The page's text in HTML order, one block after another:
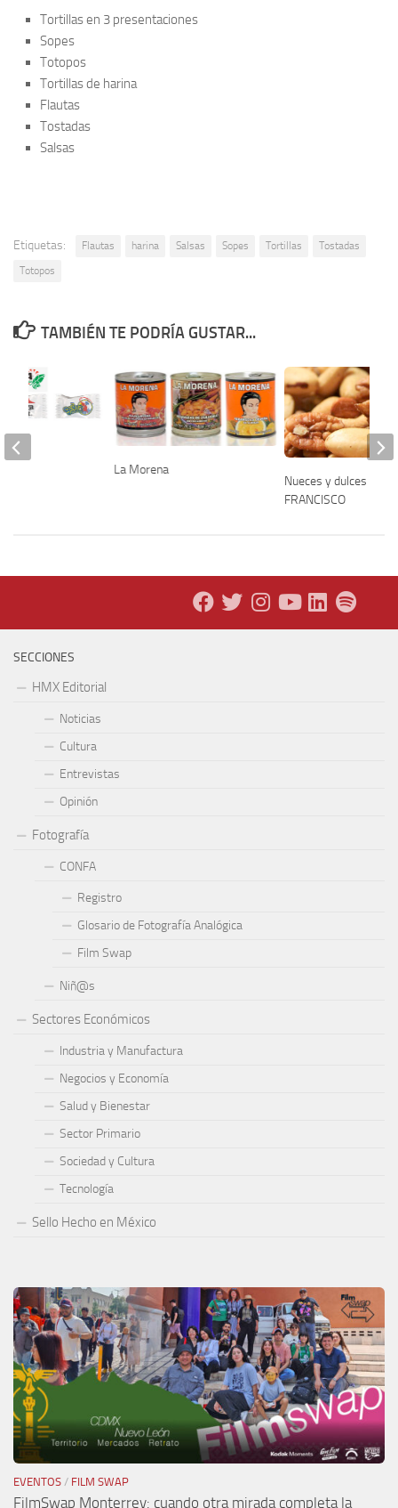
Tortillas en 3 presentaciones
Sopes
Totopos
Tortillas de harina
Flautas
Tostadas
Salsas
Etiquetas: Flautas harina Salsas Sopes Tortillas
Tostadas
Totopos
TAMBIÉN TE PODRÍA GUSTAR...
La Morena
Nueces y dulces SAN
FRANCISCO
SECCIONES
HMX Editorial
Noticias
Cultura
Entrevistas
Opinión
Fotografía
CONFA
Registro
Glosario de Fotografía Analógica
Film Swap
Niñ@s
Sectores Económicos
Industria y Manufactura
Negocios y Economía
Salud y Bienestar
Sector Primario
Sociedad y Cultura
Tecnología
Sello Hecho en México
EVENTOS / FILM SWAP
FilmSwap Monterrey: cuando otra mirada completa la